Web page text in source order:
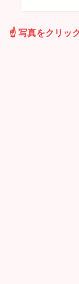
☝ 写真をクリッ